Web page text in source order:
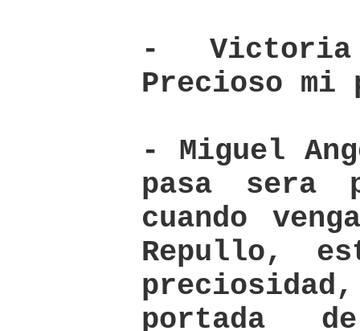
- Victoria
Precioso mi
- Miguel
pasa sera
cuando
Repullo,
portada